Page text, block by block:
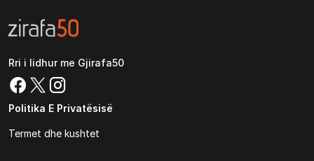
Rri i lidhur me Gjirafa50
Politika E Privatësisë
Termet dhe kushtet